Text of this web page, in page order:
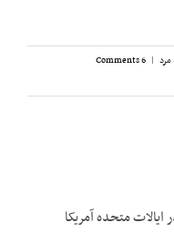
,مرد |
6 Comments
ایالات متحده آمریکا